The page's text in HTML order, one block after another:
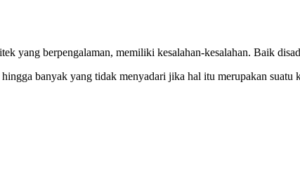
yang berpengalaman, memiliki kesalahan-kesalahan. Baik
banyak yang tidak menyadari jika hal itu merupakan suatu